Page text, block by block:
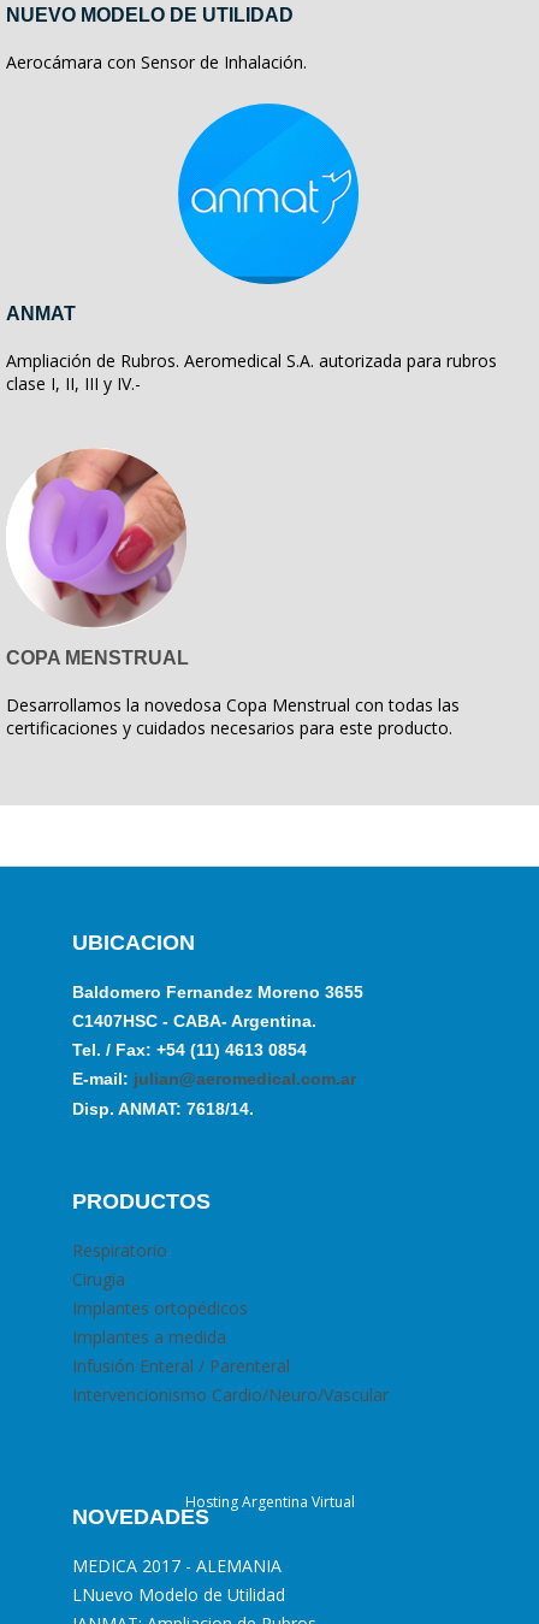
NUEVO MODELO DE UTILIDAD
Aerocámara con Sensor de Inhalación.
ANMAT
Ampliación de Rubros. Aeromedical S.A. autorizada para rubros
clase I, II, III y IV.-
COPA MENSTRUAL
Desarrollamos la novedosa Copa Menstrual con todas las
certificaciones y cuidados necesarios para este producto.
UBICACION
Baldomero Fernandez Moreno 3655
C1407HSC - CABA- Argentina.
Tel. / Fax: +54 (11) 4613 0854
E-mail: julian@aeromedical.com.ar
Disp. ANMAT: 7618/14.
PRODUCTOS
Respiratorio
Cirugia
Implantes ortopédicos
Implantes a medida
Infusión Enteral / Parenteral
Intervencionismo Cardio/Neuro/Vascular
NOVEDADES
MEDICA 2017 - ALEMANIA
LNuevo Modelo de Utilidad
Hosting Argentina Virtual